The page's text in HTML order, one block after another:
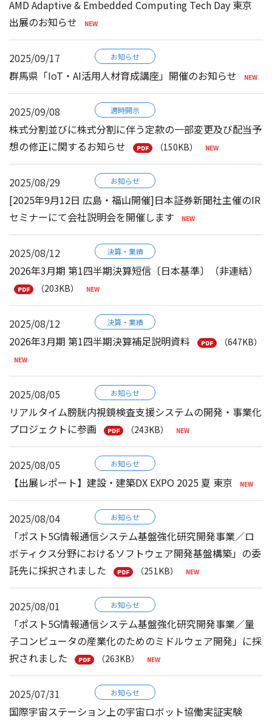
AMD Adaptive & Embedded Computing Tech Day 東京
出展のお知らせ
2025/09/17 お知らせ
群馬県「IoT・AI活用人材育成講座」開催のお知らせ
2025/09/08 適時開示
株式分割並びに株式分割に伴う定款の一部変更及び配当予
想の修正に関するお知らせ
（150KB）
2025/08/29 お知らせ
[2025年9月12日 広島・福山開催]日本証券新聞社主催のIR
セミナーにて会社説明会を開催します
2025/08/12 決算・業績
2026年3月期 第1四半期決算短信〔日本基準〕（非連結）
（203KB）
2025/08/12 決算・業績
2026年3月期 第1四半期決算補足説明資料 （647KB）
2025/08/05 お知らせ
リアルタイム膀胱内視鏡検査支援システムの開発・事業化
プロジェクトに参画
（243KB）
2025/08/05 お知らせ
【出展レポート】建設・建築DX EXPO 2025 夏 東京
2025/08/04 お知らせ
「ポスト5G情報通信システム基盤強化研究開発事業／ロ
ボティクス分野におけるソフトウェア開発基盤構築」の委
託先に採択されました
（251KB）
2025/08/01 お知らせ
「ポスト5G情報通信システム基盤強化研究開発事業／量
子コンピュータの産業化のためのミドルウェア開発」に採
択されました
（263KB）
2025/07/31 お知らせ
国際宇宙ステーション上の宇宙ロボット協働実証実験